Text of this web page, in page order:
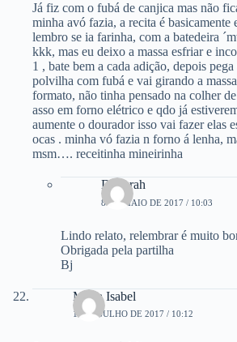
Já fiz com o fubá de canjica mas não
minha avó fazia, a recita é basicamente
lembro se ia farinha, com a batedeira
kkk, mas eu deixo a massa esfriar e
1 , bate bem a cada adição, depois
polvilha com fubá e vai girando a
formato, não tinha pensado na colher
asso em forno elétrico e qdo já
aumente o dourador isso vai fazer elas
ocas . minha vó fazia n forno á lenha,
msm…. receitinha mineirinha
Deborah
8 DE MAIO DE 2017 / 10:03
Lindo relato, relembrar é muito
Obrigada pela partilha
Bj
Maria Isabel
10 DE JULHO DE 2017 / 10:12